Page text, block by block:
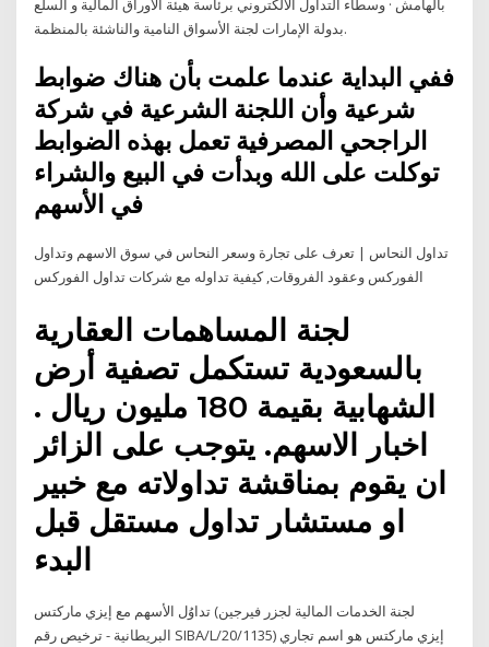
بالهامش · وسطاء التداول الالكتروني برئاسة هيئة الأوراق المالية و السلع
بدولة الإمارات لجنة الأسواق النامية والناشئة بالمنظمة.
ففي البداية عندما علمت بأن هناك ضوابط
شرعية وأن اللجنة الشرعية في شركة
الراجحي المصرفية تعمل بهذه الضوابط
توكلت على الله وبدأت في البيع والشراء
تداول النحاس | تعرف على تجارة وسعر النحاس في سوق الاسهم وتداول
الفوركس وعقود الفروقات, كيفية تداوله مع شركات تداول الفوركس
لجنة المساهمات العقارية
بالسعودية تستكمل تصفية أرض
الشهابية بقيمة 180 مليون ريال .
اخبار الاسهم. يتوجب على الزائر
ان يقوم بمناقشة تداولاته مع خبير
او مستشار تداول مستقل قبل
البدء
تداوُل الأسهم مع إيزي ماركتس (لجنة الخدمات المالية لجزر فيرجين
البريطانية - ترخيص رقم SIBA/L/20/1135) إيزي ماركتس هو اسم تجاري